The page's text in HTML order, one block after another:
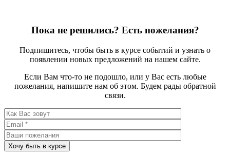
Пока не решились? Есть пожелания?
Подпишитесь, чтобы быть в курсе событий и узнать о
появлении новых предложений на нашем сайте.
Если Вам что-то не подошло, или у Вас есть любые
пожелания, напишите нам об этом. Будем рады обратной
связи.